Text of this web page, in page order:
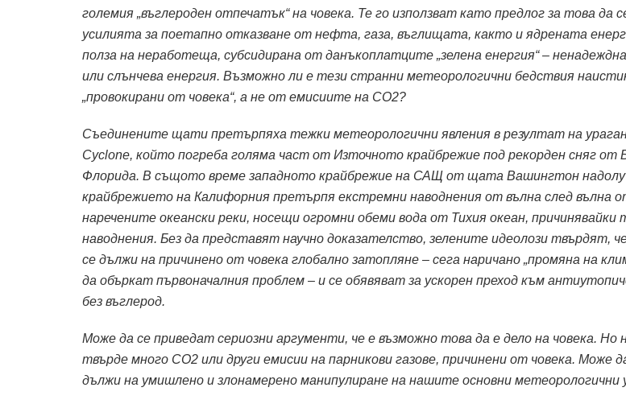
големия „въглероден отпечатък“ на човека. Те го използват като предлог за това да
усилията за поетапно отказване от нефта, газа, въглищата, както и ядрената
полза на неработеща, субсидирана от данъкоплатците „зелена енергия“ –
или слънчева енергия. Възможно ли е тези странни метеорологични бедствия
„провокирани от човека“, а не от емисиите на CO2?
Съединените щати претърпяха тежки метеорологични явления в резултат на
Cyclone, който погреба голяма част от Източното крайбрежие под рекорден сняг от
Флорида. В същото време западното крайбрежие на САЩ от щата Вашингтон
крайбрежието на Калифорния претърпя екстремни наводнения от вълна след вълна
наречените океански реки, носещи огромни обеми вода от Тихия океан, причинявайки
наводнения. Без да представят научно доказателство, зелените идеолози твърдят,
се дължи на причинено от човека глобално затопляне – сега наричано „промяна на
да объркат първоначалния проблем – и се обявяват за ускорен преход към
без въглерод.
Може да се приведат сериозни аргументи, че е възможно това да е дело на човека. Но
твърде много CO2 или други емисии на парникови газове, причинени от човека. Може
дължи на умишлено и злонамерено манипулиране на нашите основни метеорологични